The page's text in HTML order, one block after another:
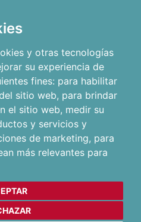
y otras tecnologías
su experiencia de
fines: para habilitar
sitio web, para brindar
el sitio web, medir su
y servicios y
de marketing, para
más relevantes para